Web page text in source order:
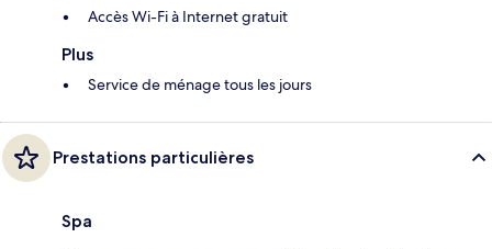
Accès Wi-Fi à Internet gratuit
Plus
Service de ménage tous les jours
Prestations particulières
Spa